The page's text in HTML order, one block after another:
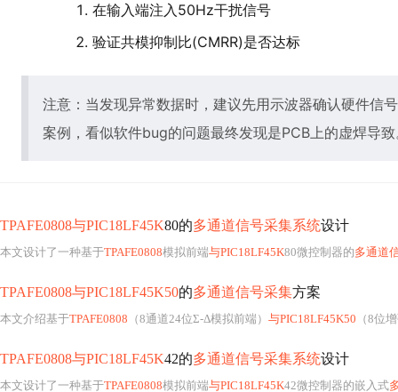
在输入端注入50Hz干扰信号
验证共模抑制比(CMRR)是否达标
注意：当发现异常数据时，建议先用示波器确认硬件信
案例，看似软件bug的问题最终发现是PCB上的虚焊导
TPAFE0808与PIC18LF45K80的多通道信号采集系统设计
本文设计了一种基于TPAFE0808模拟前端与PIC18LF45K80微控制器的多通道
TPAFE0808与PIC18LF45K50的多通道信号采集方案
本文介绍基于TPAFE0808 （8通道24位Σ-Δ模拟前端） 与PIC18LF45K50 （8位
TPAFE0808与PIC18LF45K42的多通道信号采集系统设计
本文设计了一种基于TPAFE0808模拟前端与PIC18LF45K42微控制器的嵌入式